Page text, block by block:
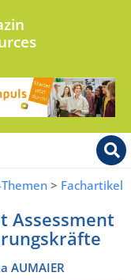
Themen > Fachartikel
Assessment
AUMAIER